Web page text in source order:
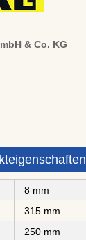
& Co. KG
8 mm
315 mm
250 mm